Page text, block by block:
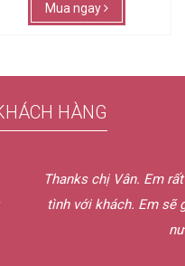
Mua ngay
HÀNG
rất thích cách phục vụ bên
giới thiệu cho bạn bè của